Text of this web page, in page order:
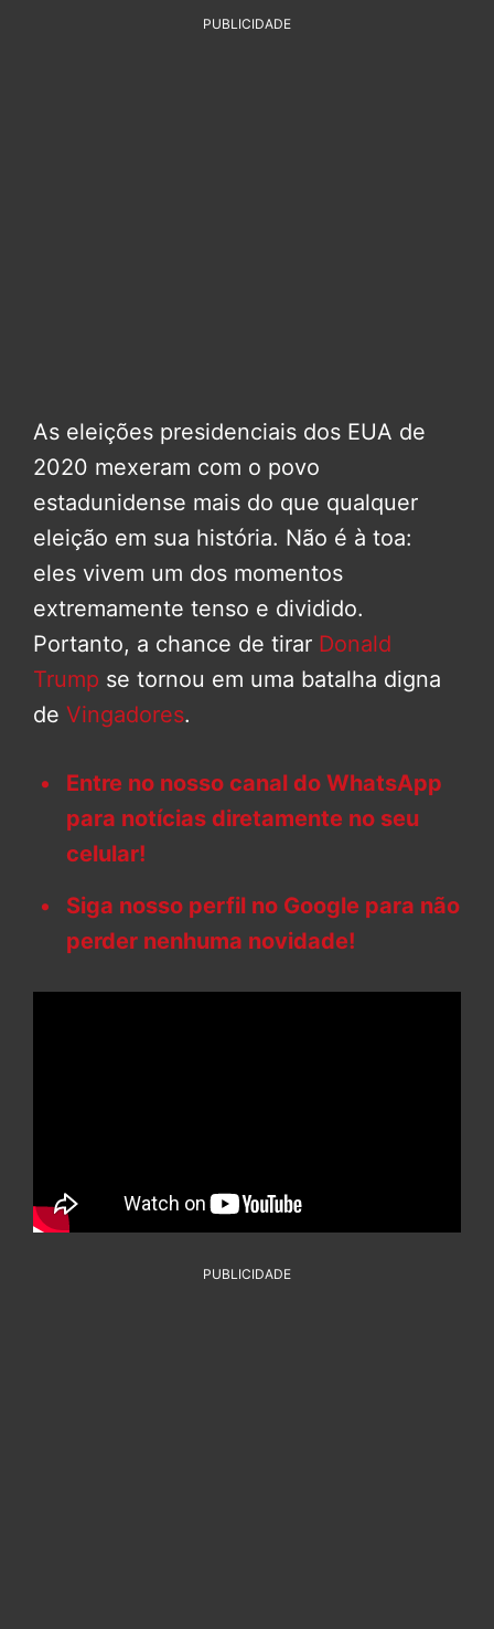
PUBLICIDADE
As eleições presidenciais dos EUA de
2020 mexeram com o povo
estadunidense mais do que qualquer
eleição em sua história. Não é à toa:
eles vivem um dos momentos
extremamente tenso e dividido.
Portanto, a chance de tirar Donald
Trump se tornou em uma batalha digna
de Vingadores.
Entre no nosso canal do WhatsApp
para notícias diretamente no seu
celular!
Siga nosso perfil no Google para não
perder nenhuma novidade!
PUBLICIDADE